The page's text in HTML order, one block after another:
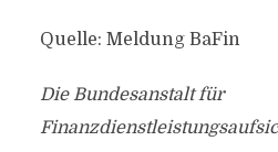
Quelle: Meldung BaFin
Die Bundesanstalt für